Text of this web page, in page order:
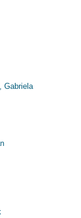
Gabriela